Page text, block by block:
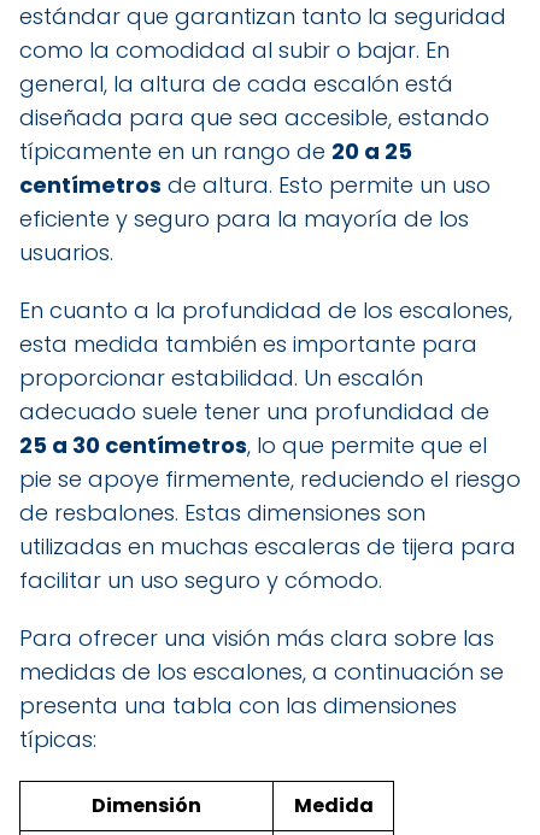
estándar que garantizan tanto la seguridad
como la comodidad al subir o bajar. En
general, la altura de cada escalón está
diseñada para que sea accesible, estando
típicamente en un rango de 20 a 25
centímetros de altura. Esto permite un uso
eficiente y seguro para la mayoría de los
usuarios.
En cuanto a la profundidad de los escalones,
esta medida también es importante para
proporcionar estabilidad. Un escalón
adecuado suele tener una profundidad de
25 a 30 centímetros, lo que permite que el
pie se apoye firmemente, reduciendo el riesgo
de resbalones. Estas dimensiones son
utilizadas en muchas escaleras de tijera para
facilitar un uso seguro y cómodo.
Para ofrecer una visión más clara sobre las
medidas de los escalones, a continuación se
presenta una tabla con las dimensiones
típicas:
Dimensión
Medida